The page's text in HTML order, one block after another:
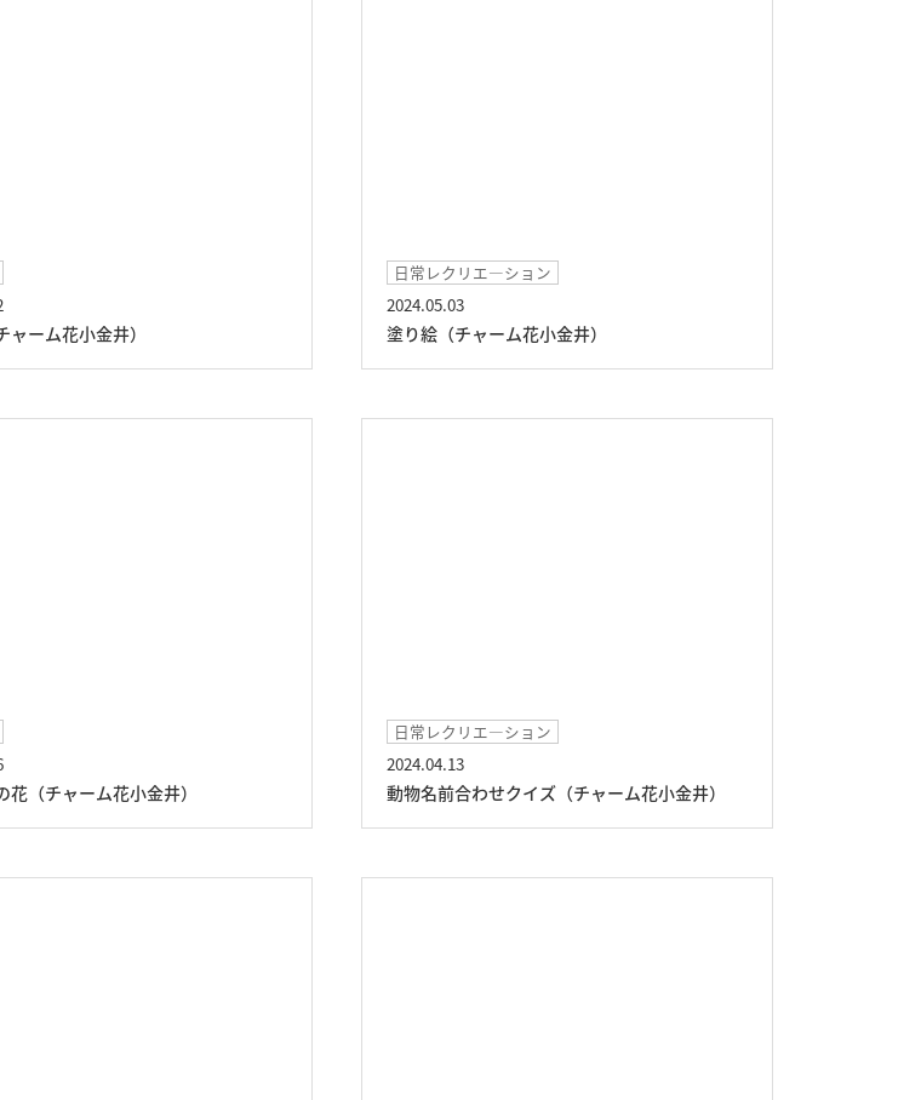
ャーム花小金井）
日常レクリエ―ション
2024.05.03
塗り絵（チャーム花小金井）
（チャーム花小金井）
日常レクリエ―ション
2024.04.13
動物名前合わせクイズ（チャーム花小金井）